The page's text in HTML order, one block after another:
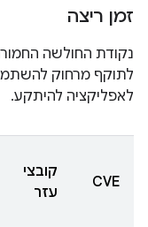
זמן ריצה
נקודת החולשה
לתוקף מרחוק
לאפליקציה להיתקע.
CVE
קובצי
עזר